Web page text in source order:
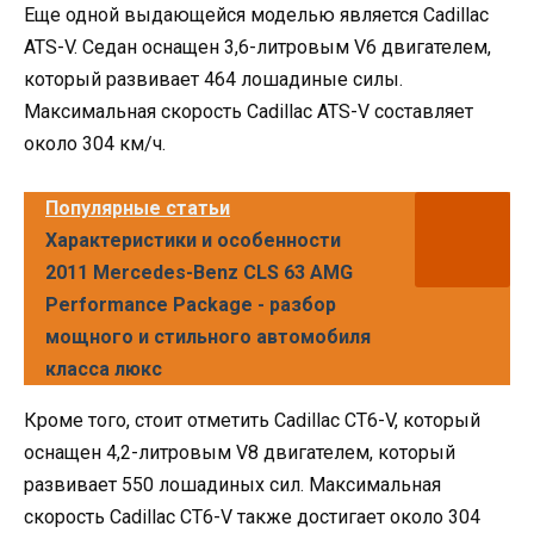
Еще одной выдающейся моделью является Cadillac
ATS-V. Седан оснащен 3,6-литровым V6 двигателем,
который развивает 464 лошадиные силы.
Максимальная скорость Cadillac ATS-V составляет
около 304 км/ч.
Популярные статьи
Характеристики и особенности
2011 Mercedes-Benz CLS 63 AMG
Performance Package - разбор
мощного и стильного автомобиля
класса люкс
Кроме того, стоит отметить Cadillac CT6-V, который
оснащен 4,2-литровым V8 двигателем, который
развивает 550 лошадиных сил. Максимальная
скорость Cadillac CT6-V также достигает около 304